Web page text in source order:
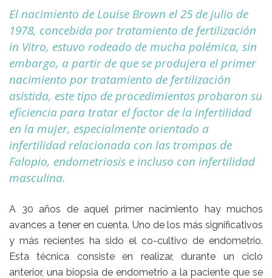
El nacimiento de Louise Brown el 25 de julio de
1978, concebida por tratamiento de fertilización
in Vitro, estuvo rodeado de mucha polémica, sin
embargo, a partir de que se produjera el primer
nacimiento por tratamiento de fertilización
asistida, este tipo de procedimientos probaron su
eficiencia para tratar el factor de la infertilidad
en la mujer, especialmente orientado a
infertilidad relacionada con las trompas de
Falopio, endometriosis e incluso con infertilidad
masculina.
A 30 años de aquel primer nacimiento hay muchos
avances a tener en cuenta. Uno de los más significativos
y más recientes ha sido el co-cultivo de endometrio.
Esta técnica consiste en realizar, durante un ciclo
anterior, una biopsia de endometrio a la paciente que se